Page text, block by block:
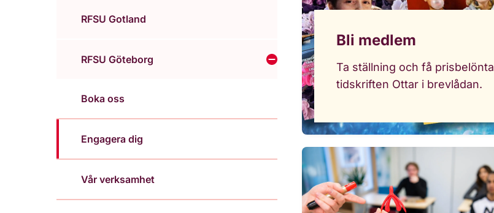
RFSU Gotland
RFSU Göteborg Visa undermeny för RFSU Göteborg
Boka oss
Engagera dig
Vår verksamhet
Bli medlem
Ta ställning och få prisbelönta
tidskriften Ottar i brevlådan.